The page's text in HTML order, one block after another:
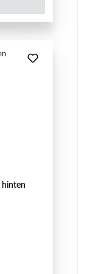
hinten